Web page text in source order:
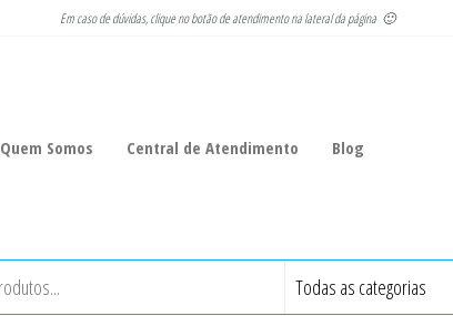
Em caso de dúvidas, clique no botão de atendimento na lateral da página 🙂
Quem Somos Central de Atendimento Blog